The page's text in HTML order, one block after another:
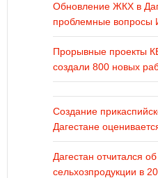
Обновление ЖКХ в
проблемные
Прорывные проекты
создали 800 новых
Создание
Дагестане
Дагестан отчитался
сельхозпродукции в